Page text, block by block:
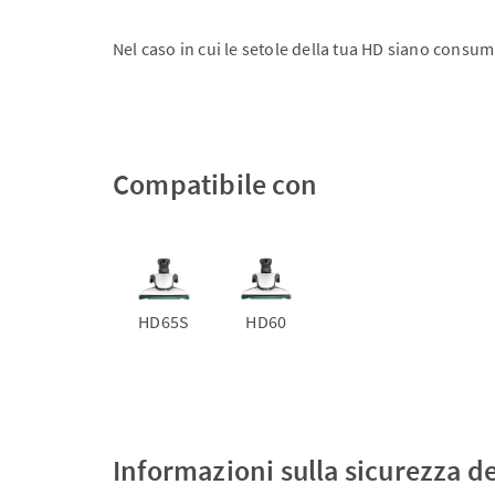
Nel caso in cui le setole della tua HD siano
Compatibile con
HD65S HD60
Informazioni sulla sicurezza